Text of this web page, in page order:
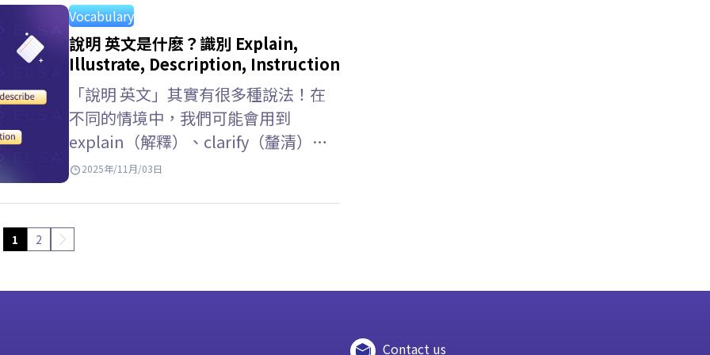
communicate、exchange、interact
等英文單字的使用方式，使英語交流更
加靈活。 交流 英文 是什麼意思?
Communicate…
Vocabulary
說明 英文是什麽？識別 Explain,
Illustrate, Description, Instruction
「說明 英文」其實有很多種說法！在
不同的情境中，我們可能會用到
explain（解釋）、clarify（釐清）、
describe（描述）、instruction（指
2025年/11月/03日
1 2
Contact us